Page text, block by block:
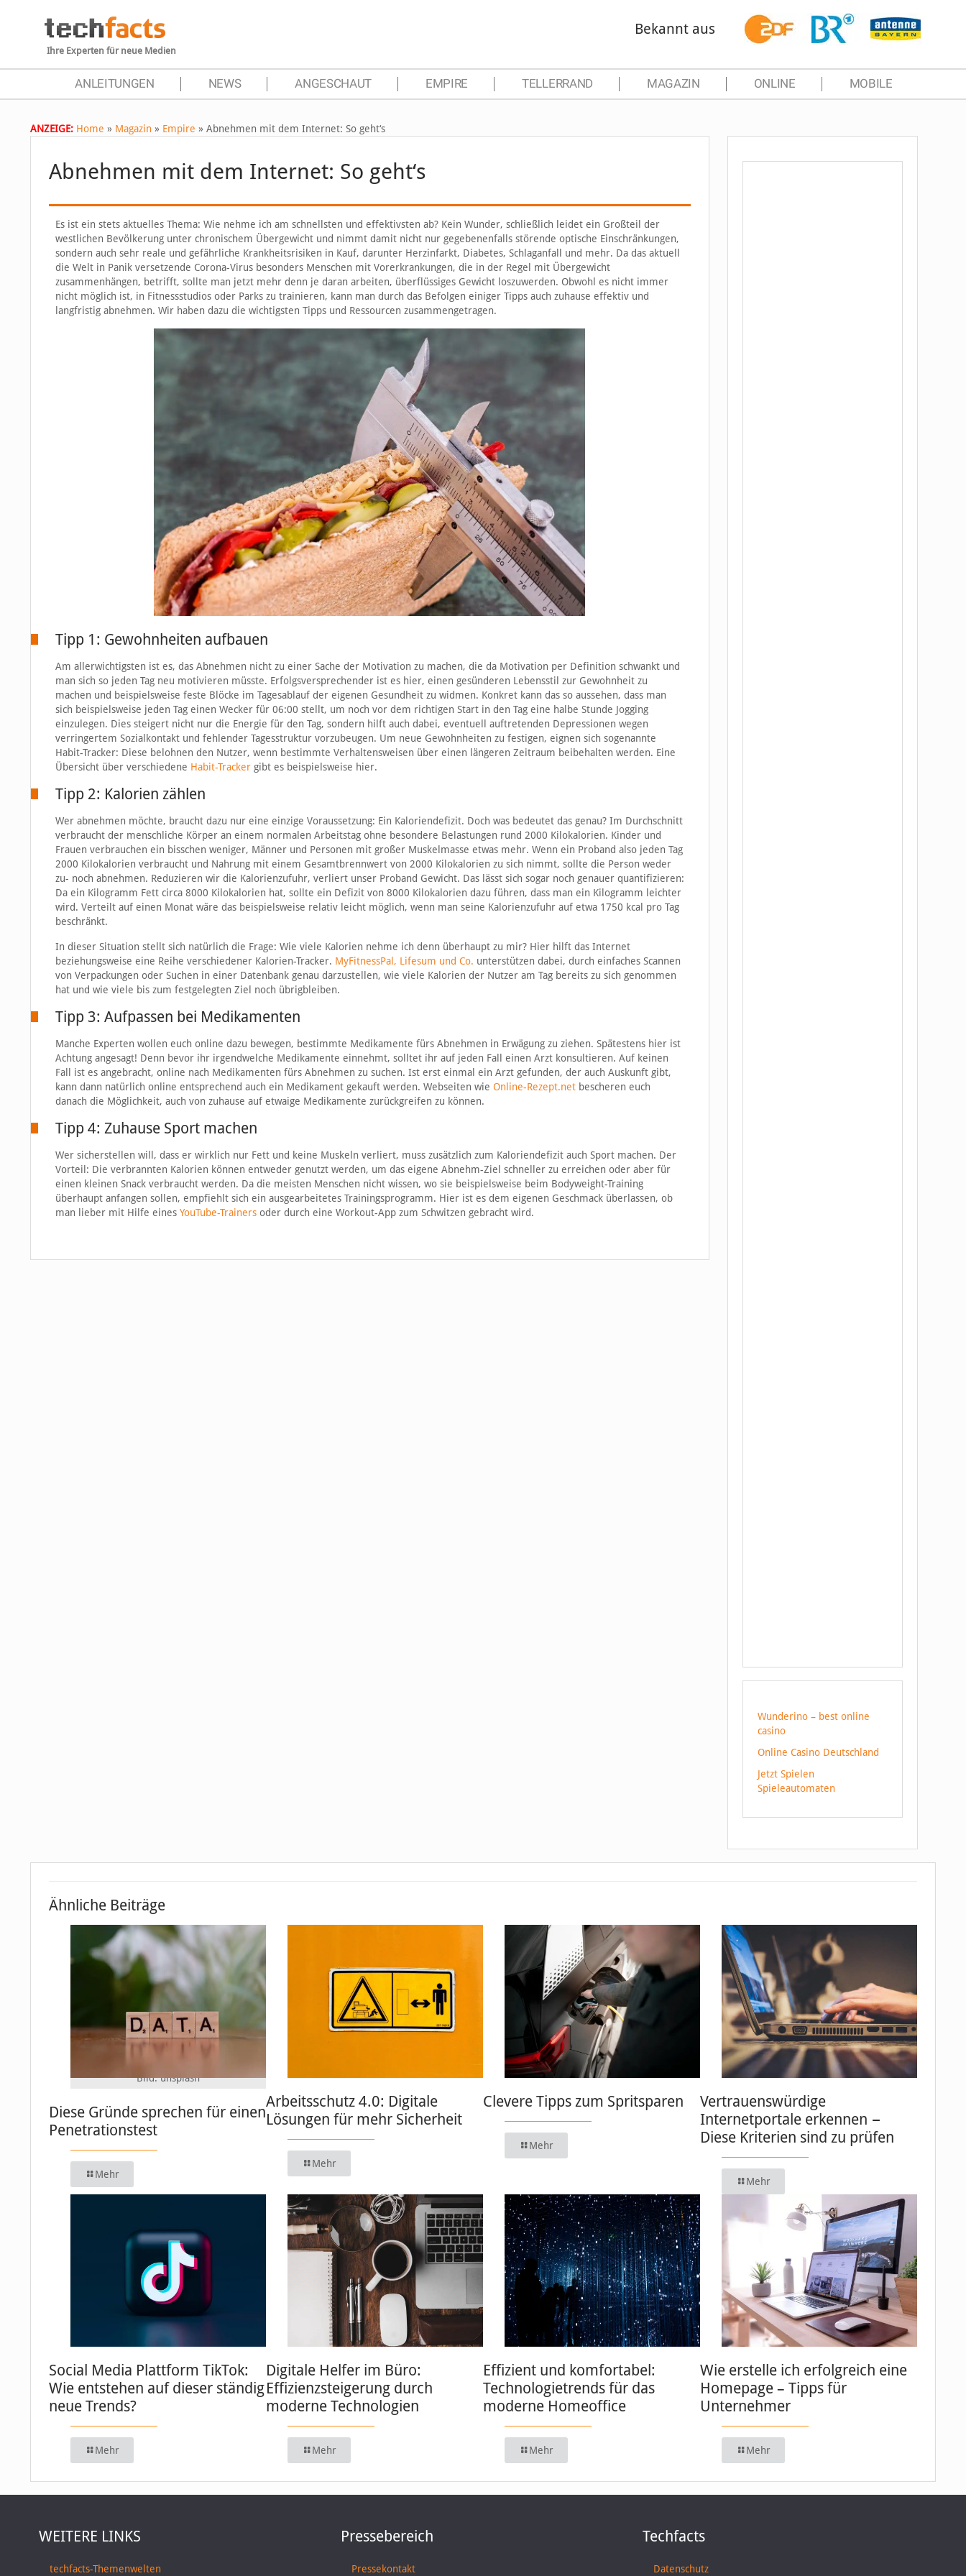
Ihre Experten für neue Medien
Bekannt aus
ANLEITUNGEN NEWS ANGESCHAUT EMPIRE TELLERRAND MAGAZIN ONLINE MOBILE
ANZEIGE: Home » Magazin » Empire » Abnehmen mit dem Internet: So geht‘s
Abnehmen mit dem Internet: So geht‘s
Es ist ein stets aktuelles Thema: Wie nehme ich am schnellsten und effektivsten ab? Kein Wunder, schließlich leidet ein Großteil der
westlichen Bevölkerung unter chronischem Übergewicht und nimmt damit nicht nur gegebenenfalls störende optische Einschränkungen,
sondern auch sehr reale und gefährliche Krankheitsrisiken in Kauf, darunter Herzinfarkt, Diabetes, Schlaganfall und mehr. Da das aktuell
die Welt in Panik versetzende Corona-Virus besonders Menschen mit Vorerkrankungen, die in der Regel mit Übergewicht
zusammenhängen, betrifft, sollte man jetzt mehr denn je daran arbeiten, überflüssiges Gewicht loszuwerden. Obwohl es nicht immer
nicht möglich ist, in Fitnessstudios oder Parks zu trainieren, kann man durch das Befolgen einiger Tipps auch zuhause effektiv und
langfristig abnehmen. Wir haben dazu die wichtigsten Tipps und Ressourcen zusammengetragen.
Tipp 1: Gewohnheiten aufbauen
Am allerwichtigsten ist es, das Abnehmen nicht zu einer Sache der Motivation zu machen, die da Motivation per Definition schwankt und
man sich so jeden Tag neu motivieren müsste. Erfolgsversprechender ist es hier, einen gesünderen Lebensstil zur Gewohnheit zu
machen und beispielsweise feste Blöcke im Tagesablauf der eigenen Gesundheit zu widmen. Konkret kann das so aussehen, dass man
sich beispielsweise jeden Tag einen Wecker für 06:00 stellt, um noch vor dem richtigen Start in den Tag eine halbe Stunde Jogging
einzulegen. Dies steigert nicht nur die Energie für den Tag, sondern hilft auch dabei, eventuell auftretenden Depressionen wegen
verringertem Sozialkontakt und fehlender Tagesstruktur vorzubeugen. Um neue Gewohnheiten zu festigen, eignen sich sogenannte
Habit-Tracker: Diese belohnen den Nutzer, wenn bestimmte Verhaltensweisen über einen längeren Zeitraum beibehalten werden. Eine
Übersicht über verschiedene Habit-Trackergibt es beispielsweise hier.
Tipp 2: Kalorien zählen
Wer abnehmen möchte, braucht dazu nur eine einzige Voraussetzung: Ein Kaloriendefizit. Doch was bedeutet das genau? Im Durchschnitt
verbraucht der menschliche Körper an einem normalen Arbeitstag ohne besondere Belastungen rund 2000 Kilokalorien. Kinder und
Frauen verbrauchen ein bisschen weniger, Männer und Personen mit großer Muskelmasse etwas mehr. Wenn ein Proband also jeden Tag
2000 Kilokalorien verbraucht und Nahrung mit einem Gesamtbrennwert von 2000 Kilokalorien zu sich nimmt, sollte die Person weder
zu- noch abnehmen. Reduzieren wir die Kalorienzufuhr, verliert unser Proband Gewicht. Das lässt sich sogar noch genauer quantifizieren:
Da ein Kilogramm Fett circa 8000 Kilokalorien hat, sollte ein Defizit von 8000 Kilokalorien dazu führen, dass man ein Kilogramm leichter
wird. Verteilt auf einen Monat wäre das beispielsweise relativ leicht möglich, wenn man seine Kalorienzufuhr auf etwa 1750 kcal pro Tag
beschränkt.
In dieser Situation stellt sich natürlich die Frage: Wie viele Kalorien nehme ich denn überhaupt zu mir? Hier hilft das Internet
beziehungsweise eine Reihe verschiedener Kalorien-Tracker. MyFitnessPal, Lifesum und Co. unterstützen dabei, durch einfaches Scannen
von Verpackungen oder Suchen in einer Datenbank genau darzustellen, wie viele Kalorien der Nutzer am Tag bereits zu sich genommen
hat und wie viele bis zum festgelegten Ziel noch übrigbleiben.
Tipp 3: Aufpassen bei Medikamenten
Manche Experten wollen euch online dazu bewegen, bestimmte Medikamente fürs Abnehmen in Erwägung zu ziehen. Spätestens hier ist
Achtung angesagt! Denn bevor ihr irgendwelche Medikamente einnehmt, solltet ihr auf jeden Fall einen Arzt konsultieren. Auf keinen
Fall ist es angebracht, online nach Medikamenten fürs Abnehmen zu suchen. Ist erst einmal ein Arzt gefunden, der auch Auskunft gibt,
kann dann natürlich online entsprechend auch ein Medikament gekauft werden. Webseiten wie Online-Rezept.netbescheren euch
danach die Möglichkeit, auch von zuhause auf etwaige Medikamente zurückgreifen zu können.
Tipp 4: Zuhause Sport machen
Wer sicherstellen will, dass er wirklich nur Fett und keine Muskeln verliert, muss zusätzlich zum Kaloriendefizit auch Sport machen. Der
Vorteil: Die verbrannten Kalorien können entweder genutzt werden, um das eigene Abnehm-Ziel schneller zu erreichen oder aber für
einen kleinen Snack verbraucht werden. Da die meisten Menschen nicht wissen, wo sie beispielsweise beim Bodyweight-Training
überhaupt anfangen sollen, empfiehlt sich ein ausgearbeitetes Trainingsprogramm. Hier ist es dem eigenen Geschmack überlassen, ob
man lieber mit Hilfe eines YouTube-Trainersoder durch eine Workout-App zum Schwitzen gebracht wird.
Wunderino – best online
casino
Online Casino Deutschland
Jetzt Spielen
Spieleautomaten
Ähnliche Beiträge
Bild: unsplash
Diese Gründe sprechen für einen
Penetrationstest
Mehr
Arbeitsschutz 4.0: Digitale
Lösungen für mehr Sicherheit
Mehr
Clevere Tipps zum Spritsparen
Mehr
Vertrauenswürdige
Internetportale erkennen −
Diese Kriterien sind zu prüfen
Mehr
Social Media Plattform TikTok:
Wie entstehen auf dieser ständig
neue Trends?
Mehr
Digitale Helfer im Büro:
Effizienzsteigerung durch
moderne Technologien
Mehr
Effizient und komfortabel:
Technologietrends für das
moderne Homeoffice
Mehr
Wie erstelle ich erfolgreich eine
Homepage – Tipps für
Unternehmer
Mehr
WEITERE LINKS
techfacts-Themenwelten
Pressebereich
Pressekontakt
Techfacts
Datenschutz